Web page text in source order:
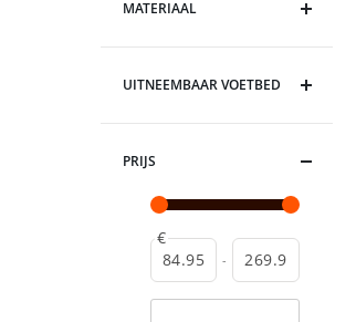
MATERIAAL
UITNEEMBAAR VOETBED
PRIJS
€
-